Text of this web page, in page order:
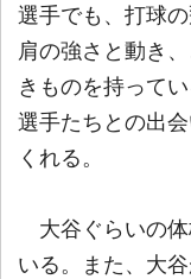
選手でも、打球
肩の強さと動き
きものを持って
選手たちとの出
くれる。
大谷ぐらいの体
いる。また、大